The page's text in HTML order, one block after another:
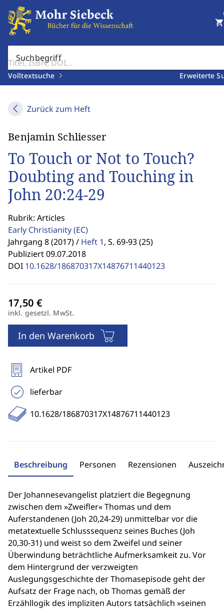
Suchbegriff
Volltextsuche Erweiterte
shopping_cart
Zurück zum Heft
Benjamin Schliesser
To Touch or Not to Touch?
Doubting and Touching in
John 20:24-29
Rubrik: Articles
Early Christianity(EC)
Jahrgang 8 (2017) / Heft 1, S. 69-93 (25)
Publiziert 09.07.2018
DOI 10.1628/186870317X14876711440123
inkl. gesetzl. MwSt.
In den Warenkorb
Artikel PDF
lieferbar
10.1628/186870317X14876711440123
Beschreibung Personen Rezensionen
Der Johannesevangelist platziert die Begegnung
zwischen dem »Zweifler« Thomas und dem
Auferstandenen (Joh 20,24-29) unmittelbar vor die
metatextuelle Schlusssequenz seines Buches (Joh
20,30-31) und weist so dem Zweifel und seiner
Überwindung beträchtliche Aufmerksamkeit zu. Vor
dem Hintergrund der verzweigten
Auslegungsgeschichte der Thomasepisode geht der
Aufsatz der Frage nach, ob Thomas gemäß der
Erzähllogik des impliziten Autors tatsächlich »seinen